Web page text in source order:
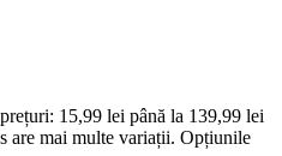
15,99 lei până la 139,99 lei
are mai multe variații. Opțiunile